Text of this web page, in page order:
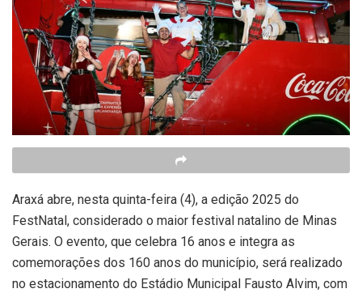
Araxá abre, nesta quinta-feira (4), a edição 2025 do
FestNatal, considerado o maior festival natalino de Minas
Gerais. O evento, que celebra 16 anos e integra as
comemorações dos 160 anos do município, será realizado
no estacionamento do Estádio Municipal Fausto Alvim, com